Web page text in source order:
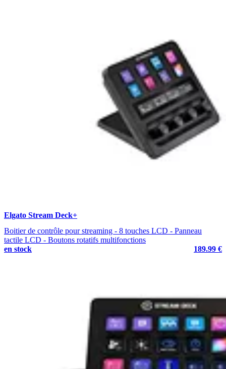
Elgato Stream Deck+
Boitier de contrôle pour streaming - 8 touches LCD - Panneau
tactile LCD - Boutons rotatifs multifonctions
en stock
189.99 €